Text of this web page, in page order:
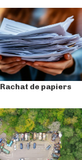
Rachat de papiers